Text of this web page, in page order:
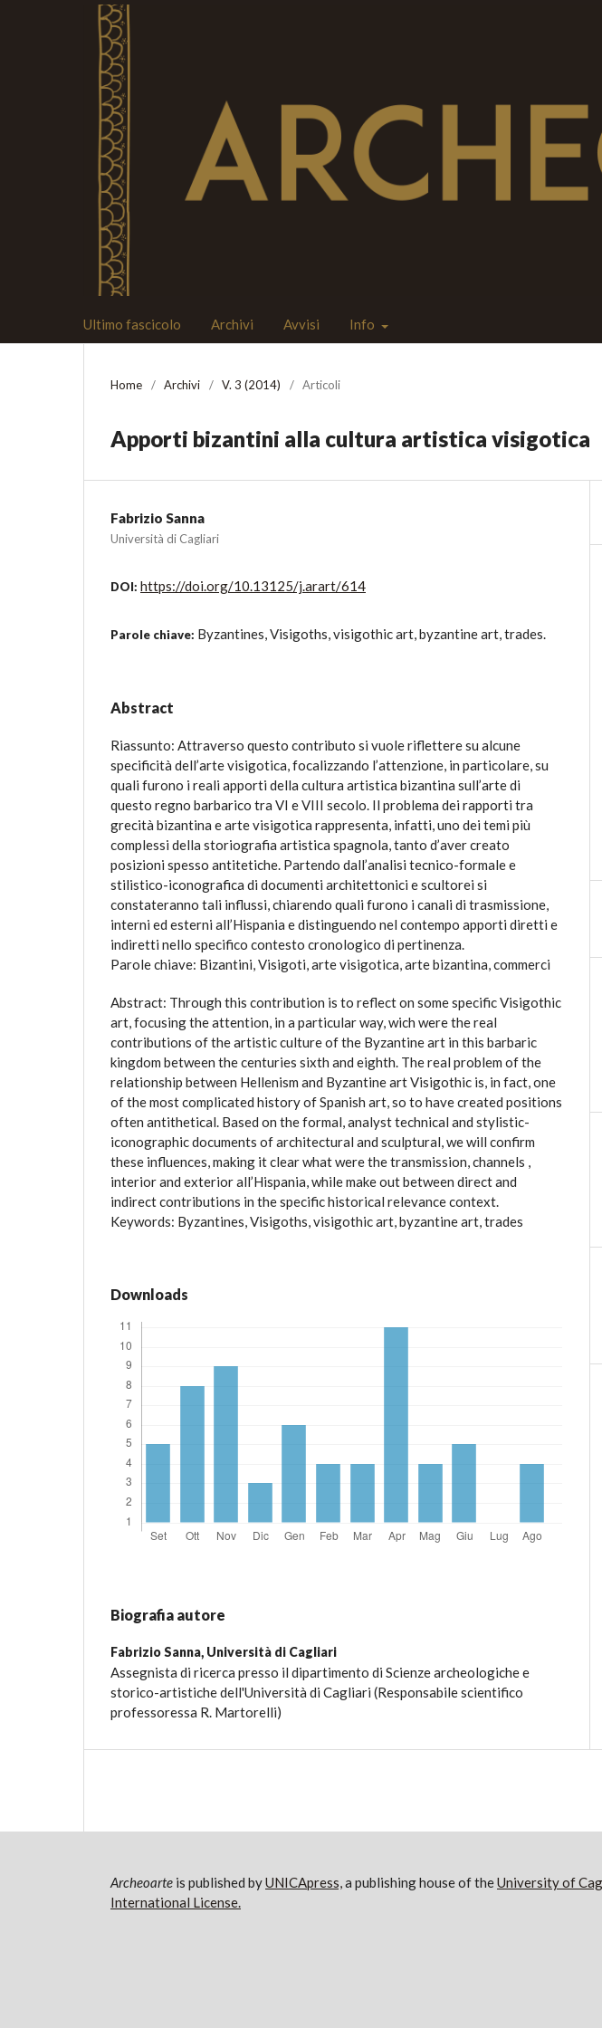
Ultimo fascicolo Archivi Avvisi Info
Home / Archivi / V. 3 (2014) / Articoli
Apporti bizantini alla cultura artistica visigotica
Fabrizio Sanna
Università di Cagliari
DOI: https://doi.org/10.13125/j.arart/614
Parole chiave: Byzantines, Visigoths, visigothic art, byzantine art, trades.
Abstract
Riassunto: Attraverso questo contributo si vuole riflettere su alcune
specificità dell’arte visigotica, focalizzando l’attenzione, in particolare, su
quali furono i reali apporti della cultura artistica bizantina sull’arte di
questo regno barbarico tra VI e VIII secolo. Il problema dei rapporti tra
grecità bizantina e arte visigotica rappresenta, infatti, uno dei temi più
complessi della storiografia artistica spagnola, tanto d’aver creato
posizioni spesso antitetiche. Partendo dall’analisi tecnico-formale e
stilistico-iconografica di documenti architettonici e scultorei si
constateranno tali influssi, chiarendo quali furono i canali di trasmissione,
interni ed esterni all’Hispania e distinguendo nel contempo apporti diretti e
indiretti nello specifico contesto cronologico di pertinenza.
Parole chiave: Bizantini, Visigoti, arte visigotica, arte bizantina, commerci
Abstract: Through this contribution is to reflect on some specific Visigothic
art, focusing the attention, in a particular way, wich were the real
contributions of the artistic culture of the Byzantine art in this barbaric
kingdom between the centuries sixth and eighth. The real problem of the
relationship between Hellenism and Byzantine art Visigothic is, in fact, one
of the most complicated history of Spanish art, so to have created positions
often antithetical. Based on the formal, analyst technical and stylistic-
iconographic documents of architectural and sculptural, we will confirm
these influences, making it clear what were the transmission, channels ,
interior and exterior all’Hispania, while make out between direct and
indirect contributions in the specific historical relevance context.
Keywords: Byzantines, Visigoths, visigothic art, byzantine art, trades
Downloads
Biografia autore
Fabrizio Sanna, Università di Cagliari
Assegnista di ricerca presso il dipartimento di Scienze archeologiche e
storico-artistiche dell'Università di Cagliari (Responsabile scientifico
professoressa R. Martorelli)
Archeoarte is published byUNICApress,a publishing house of theUniversity of
International License.